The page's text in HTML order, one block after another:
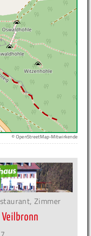
© OpenStreetMap-Mitwirkende
Zimmer